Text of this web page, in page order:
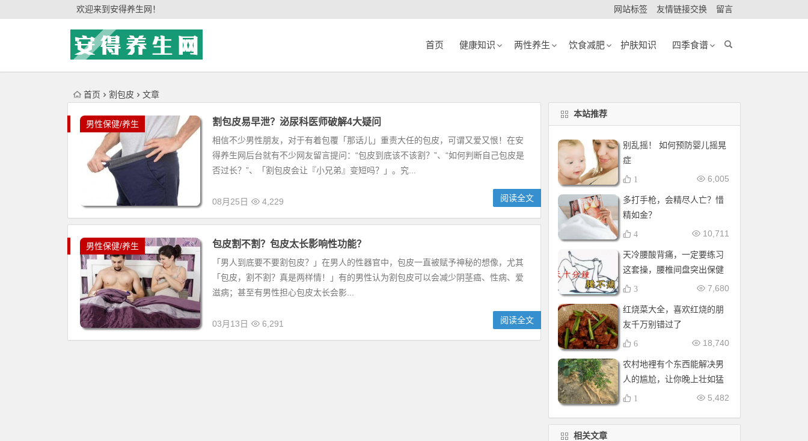
欢迎来到安得养生网！ 网站标签 友情链接交换 留言
首页 健康知识 两性养生 饮食减肥 护肤知识 四季食谱
首页 割包皮 文章
男性保健/养生 割包皮易早泄？泌尿科医师破解4大疑问
相信不少男性朋友，对于有着包覆「那话儿」重责大任的包皮，可谓又爱又恨！在安
得养生网后台就有不少网友留言提问：“包皮到底该不该割？”、“如何判断自己包皮是
否过长？”、「割包皮会让『小兄弟』变短吗？」。究...
08月25日 4,229 阅读全文
男性保健/养生 包皮割不割？包皮太长影响性功能？
「男人到底要不要割包皮？」在男人的性器官中，包皮一直被赋予神秘的想像，尤其
「包皮，割不割？真是两样情！」有的男性认为割包皮可以会减少阴茎癌、性病、爱
滋病；甚至有男性担心包皮太长会影...
03月13日 6,291 阅读全文
本站推荐
别乱摇！ 如何预防婴儿摇晃
症
6,005
1
多打手枪，会精尽人亡？惜
精如金？
10,711
4
天冷腰酸背痛，一定要练习
这套操，腰椎间盘突出保健
操，全套收好！每天十分钟
7,680
3
红烧菜大全，喜欢红烧的朋
友千万别错过了
18,740
6
农村地裡有个东西能解决男
人的尴尬，让你晚上壮如猛
牛床受不了
5,482
1
相关文章